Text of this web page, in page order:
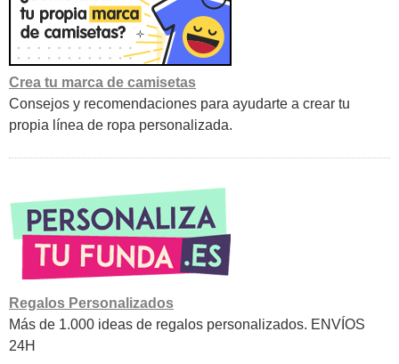
Crea tu marca de camisetas
Consejos y recomendaciones para ayudarte a crear tu
propia línea de ropa personalizada.
Regalos Personalizados
Más de 1.000 ideas de regalos personalizados. ENVÍOS
24H